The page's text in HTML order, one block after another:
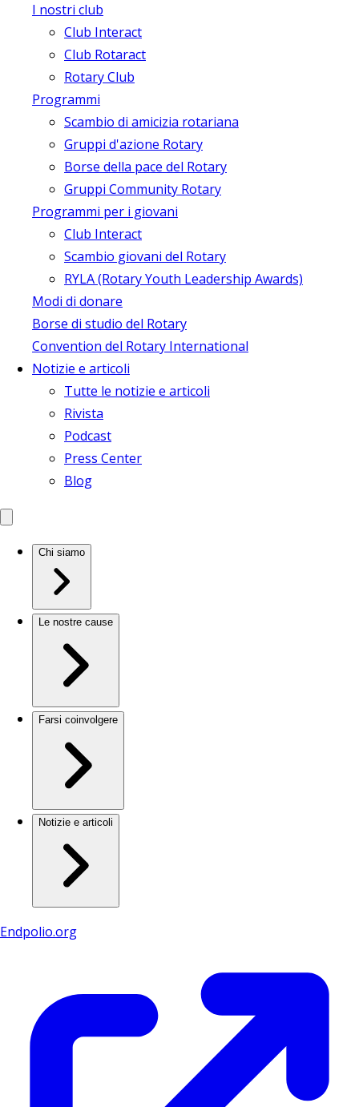
I nostri club
Club Interact
Club Rotaract
Rotary Club
Programmi
Scambio di amicizia rotariana
Gruppi d'azione Rotary
Borse della pace del Rotary
Gruppi Community Rotary
Programmi per i giovani
Club Interact
Scambio giovani del Rotary
RYLA (Rotary Youth Leadership Awards)
Modi di donare
Borse di studio del Rotary
Convention del Rotary International
Notizie e articoli
Tutte le notizie e articoli
Rivista
Podcast
Press Center
Blog
Chi siamo
Le nostre cause
Farsi coinvolgere
Notizie e articoli
Endpolio.org